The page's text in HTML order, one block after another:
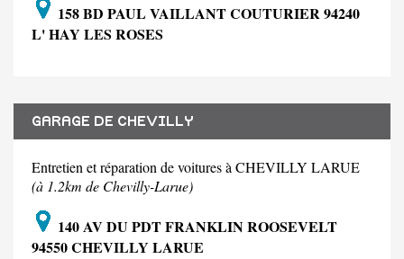
158 BD PAUL VAILLANT COUTURIER 94240
L' HAY LES ROSES
GARAGE DE CHEVILLY
Entretien et réparation de voitures à CHEVILLY LARUE
(à 1.2km de Chevilly-Larue)
140 AV DU PDT FRANKLIN ROOSEVELT
94550 CHEVILLY LARUE